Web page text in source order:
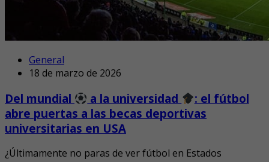
General
18 de marzo de 2026
Del mundial a la universidad
: el fútbol
abre puertas a las becas deportivas
universitarias en USA
¿Últimamente no paras de ver fútbol en Estados